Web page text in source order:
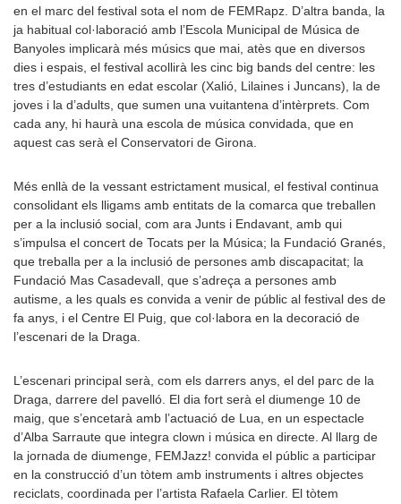
en el marc del festival sota el nom de FEMRapz. D’altra banda, la
ja habitual col·laboració amb l’Escola Municipal de Música de
Banyoles implicarà més músics que mai, atès que en diversos
dies i espais, el festival acollirà les cinc big bands del centre: les
tres d’estudiants en edat escolar (Xalió, Lilaines i Juncans), la de
joves i la d’adults, que sumen una vuitantena d’intèrprets. Com
cada any, hi haurà una escola de música convidada, que en
aquest cas serà el Conservatori de Girona.
Més enllà de la vessant estrictament musical, el festival continua
consolidant els lligams amb entitats de la comarca que treballen
per a la inclusió social, com ara Junts i Endavant, amb qui
s’impulsa el concert de Tocats per la Música; la Fundació Granés,
que treballa per a la inclusió de persones amb discapacitat; la
Fundació Mas Casadevall, que s’adreça a persones amb
autisme, a les quals es convida a venir de públic al festival des de
fa anys, i el Centre El Puig, que col·labora en la decoració de
l’escenari de la Draga.
L’escenari principal serà, com els darrers anys, el del parc de la
Draga, darrere del pavelló. El dia fort serà el diumenge 10 de
maig, que s’encetarà amb l’actuació de Lua, en un espectacle
d’Alba Sarraute que integra clown i música en directe. Al llarg de
la jornada de diumenge, FEMJazz! convida el públic a participar
en la construcció d’un tòtem amb instruments i altres objectes
reciclats, coordinada per l’artista Rafaela Carlier. El tòtem